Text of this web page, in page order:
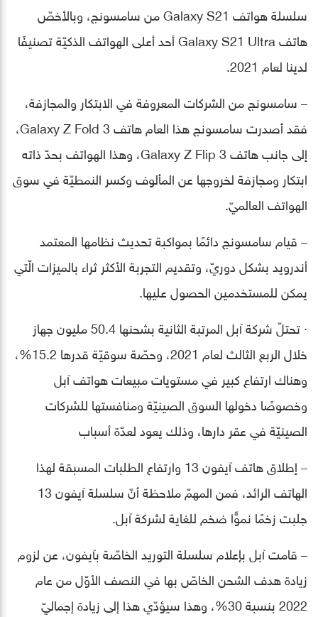
سلسلة هواتف Galaxy S21 من سامسونج، وبالأخصّ
هاتف Galaxy S21 Ultra أحد أعلى الهواتف الذكيّة تصنيفًا
لدينا لعام 2021.
– سامسونج من الشركات المعروفة في الابتكار والمجازفة،
فقد أصدرت سامسونج هذا العام هاتف Galaxy Z Fold 3،
إلى جانب هاتف Galaxy Z Flip 3، وهذا الهواتف بحدّ ذاته
ابتكار ومجازفة لخروجها عن المألوف وكسر النمطيّة في سوق
الهواتف العالميّ.
– قيام سامسونج دائمًا بمواكبة تحديث نظامها المعتمد
أندرويد بشكل دوريّ، وتقديم التجربة الأكثر ثراء بالميزات الّتي
يمكن للمستخدمين الحصول عليها.
· تحتلّ شركة آبل المرتبة الثانية بشحنها 50.4 مليون جهاز
خلال الربع الثالث لعام 2021، وحصّة سوقيّة قدرها 15.2%،
وهناك ارتفاع كبير في مستويات مبيعات هواتف آبل
وخصوصًا دخولها السوق الصينيّة ومنافستها للشركات
الصينيّة في عقر دارها، وذلك يعود لعدّة أسباب
– إطلاق هاتف آيفون 13 وارتفاع الطلبات المسبقة لهذا
الهاتف الرائد، فمن المهمّ ملاحظة أنّ سلسلة آيفون 13
جلبت زخمًا نموًّا ضخم للغاية لشركة آبل.
– قامت آبل بإعلام سلسلة التوريد الخاصّة بآيفون، عن لزوم
زيادة هدف الشحن الخاصّ بها في النصف الأوّل من عام
2022 بنسبة 30%، وهذا سيؤدّي هذا إلى زيادة إجماليّ